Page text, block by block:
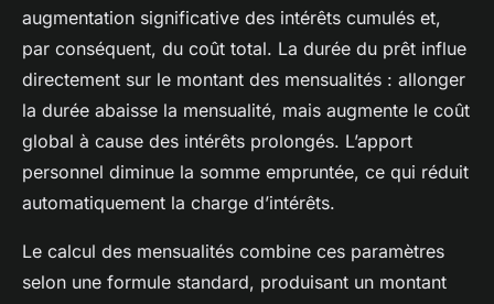
augmentation significative des intérêts cumulés et,
par conséquent, du coût total. La durée du prêt influe
directement sur le montant des mensualités : allonger
la durée abaisse la mensualité, mais augmente le coût
global à cause des intérêts prolongés. L’apport
personnel diminue la somme empruntée, ce qui réduit
automatiquement la charge d’intérêts.
Le calcul des mensualités combine ces paramètres
selon une formule standard, produisant un montant